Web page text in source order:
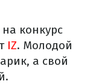
конкурс
IZ. Молодой
а свой